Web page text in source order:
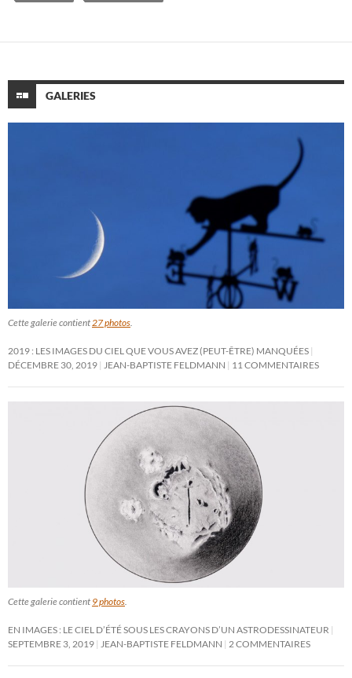
GALERIES
Cette galerie contient 27 photos
2019 : LES IMAGES DU CIEL QUE VOUS AVEZ (PEUT-ÊTRE) MANQUÉES
DÉCEMBRE 30, 2019
JEAN-BAPTISTE FELDMANN 11 COMMENTAIRES
Cette galerie contient 9 photos
EN IMAGES : LE CIEL D’ÉTÉ SOUS LES CRAYONS D’UN ASTRODESSINATEUR
SEPTEMBRE 3, 2019
JEAN-BAPTISTE FELDMANN 2 COMMENTAIRES